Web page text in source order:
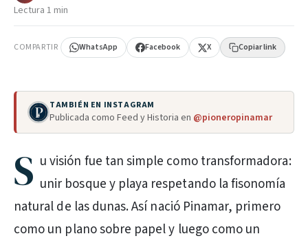
Lectura 1 min
COMPARTIR WhatsApp Facebook X Copiar link
TAMBIÉN EN INSTAGRAM
Publicada como Feed y Historia en @pioneropinamar
S u visión fue tan simple como transformadora:
unir bosque y playa respetando la fisonomía
natural de las dunas. Así nació Pinamar, primero
como un plano sobre papel y luego como un